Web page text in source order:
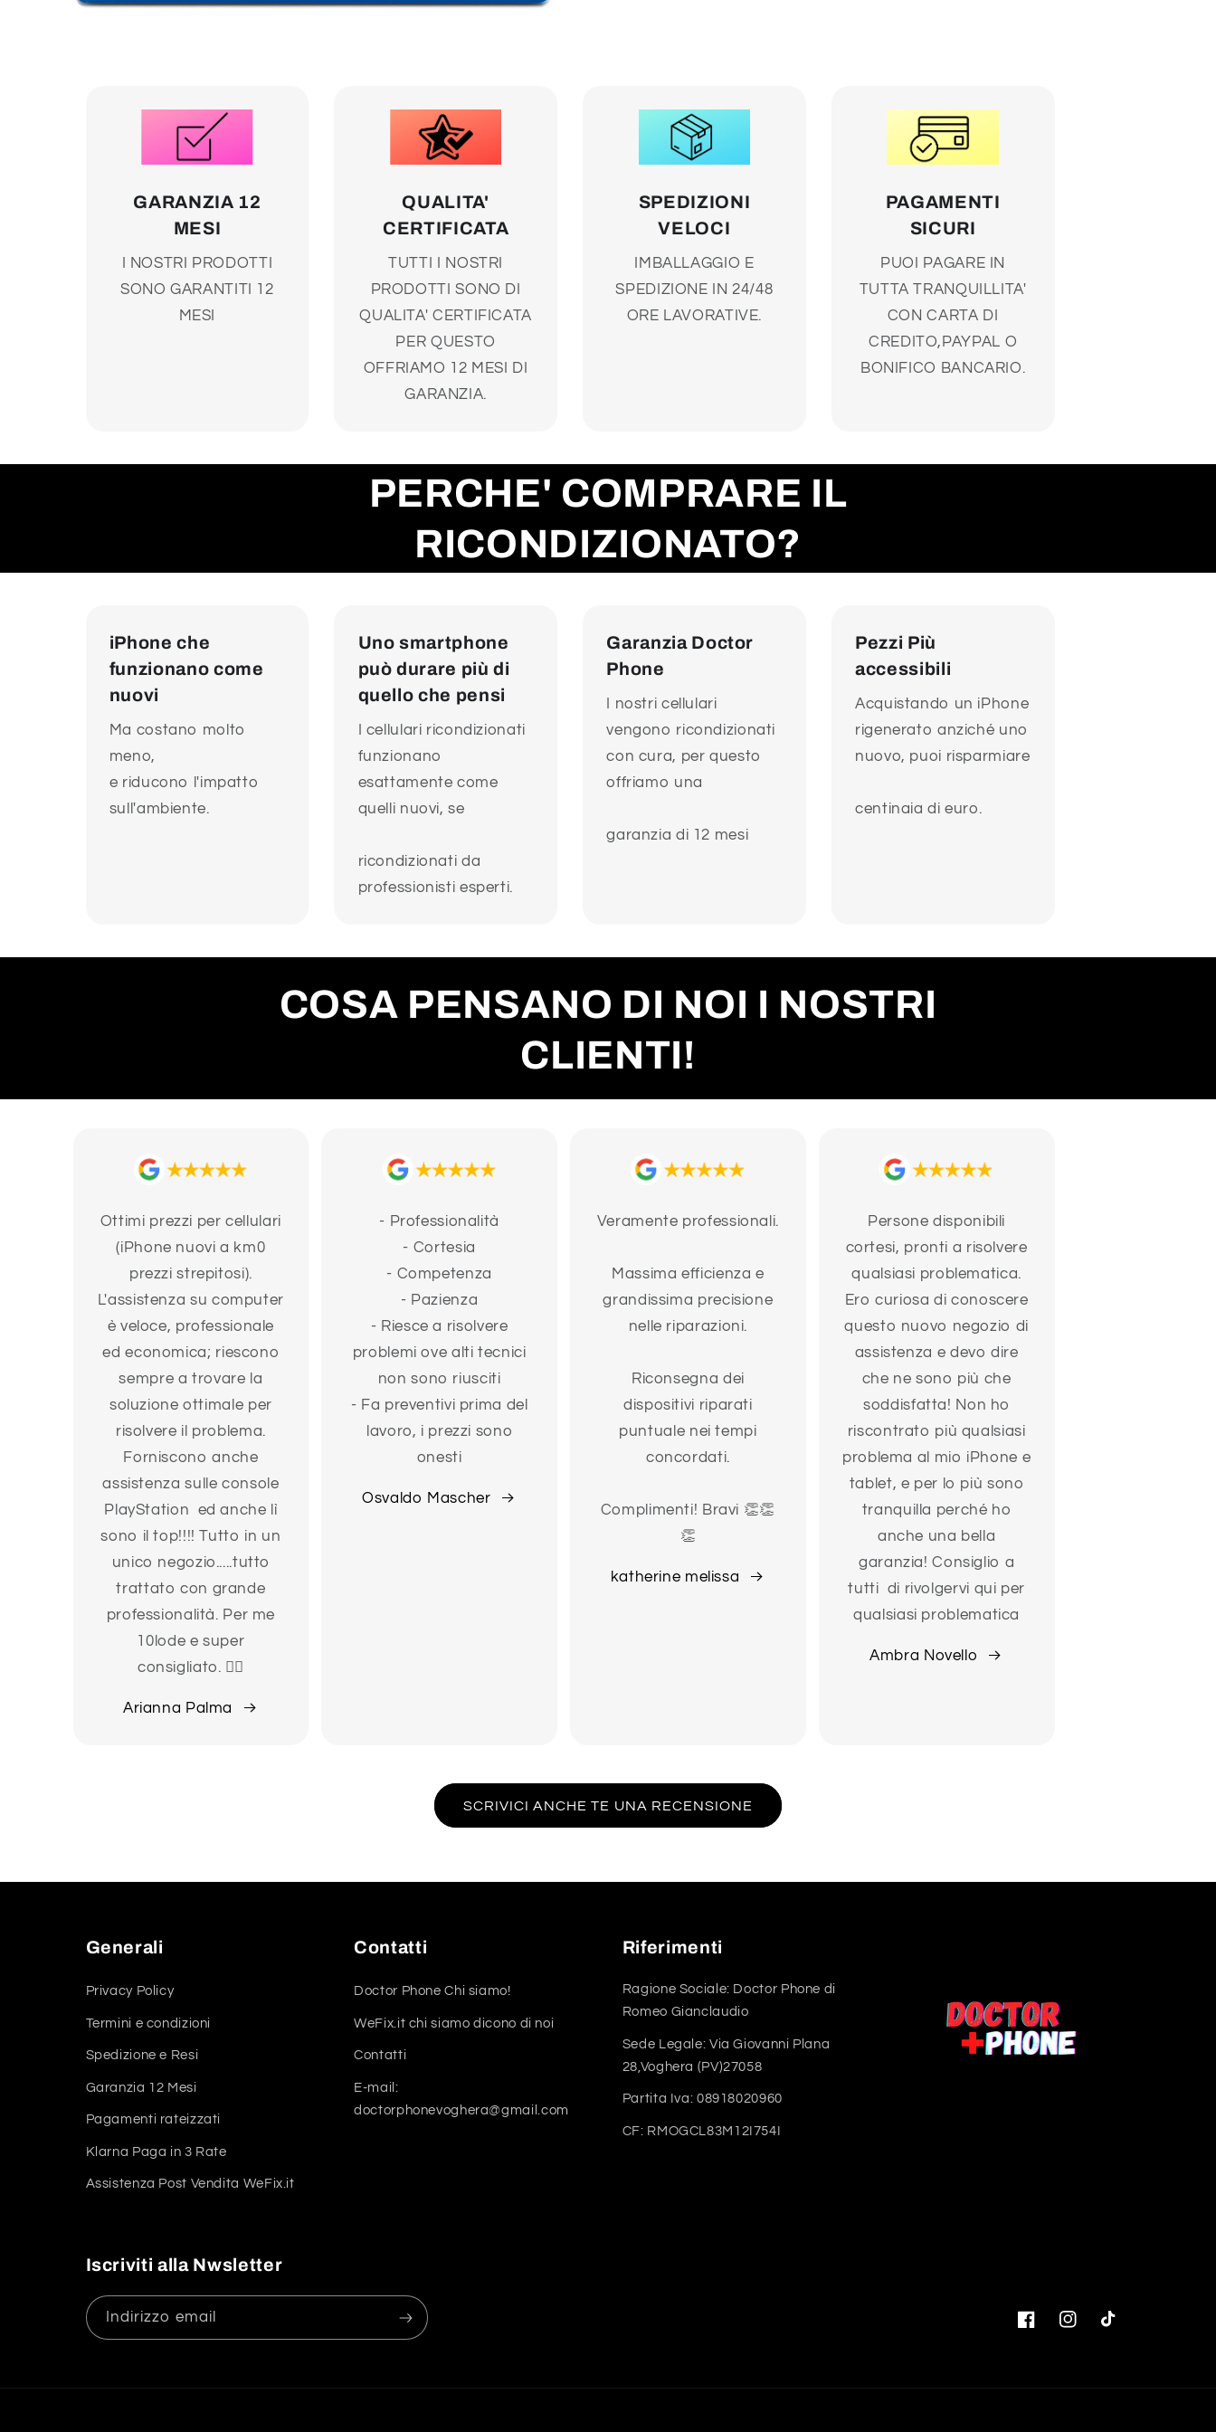
GARANZIA 12
MESI
I NOSTRI PRODOTTI
SONO GARANTITI 12
MESI
QUALITA'
CERTIFICATA
TUTTI I NOSTRI
PRODOTTI SONO DI
QUALITA' CERTIFICATA
PER QUESTO
OFFRIAMO 12 MESI DI
GARANZIA.
SPEDIZIONI
VELOCI
IMBALLAGGIO E
SPEDIZIONE IN 24/48
ORE LAVORATIVE.
PAGAMENTI
SICURI
PUOI PAGARE IN
TUTTA TRANQUILLITA'
CON CARTA DI
CREDITO,PAYPAL O
BONIFICO BANCARIO.
PERCHE' COMPRARE IL
RICONDIZIONATO?
iPhone che
funzionano come
nuovi
Ma costano molto
meno,
e riducono l'impatto
sull'ambiente.
Uno smartphone
può durare più di
quello che pensi
I cellulari ricondizionati
funzionano
esattamente come
quelli nuovi, se
ricondizionati da
professionisti esperti.
Garanzia Doctor
Phone
I nostri cellulari
vengono ricondizionati
con cura, per questo
offriamo una
garanzia di 12 mesi
Pezzi Più
accessibili
Acquistando un iPhone
rigenerato anziché uno
nuovo, puoi risparmiare
centinaia di euro.
COSA PENSANO DI NOI I NOSTRI
CLIENTI!
Ottimi prezzi per cellulari
(iPhone nuovi a km0
prezzi strepitosi).
L'assistenza su computer
è veloce, professionale
ed economica; riescono
sempre a trovare la
soluzione ottimale per
risolvere il problema.
Forniscono anche
assistenza sulle console
PlayStation ed anche lì
sono il top!!!! Tutto in un
unico negozio.....tutto
trattato con grande
professionalità. Per me
10lode e super
consigliato. 👍🏻
Arianna Palma
- Professionalità
- Cortesia
- Competenza
- Pazienza
- Riesce a risolvere
problemi ove alti tecnici
non sono riusciti
- Fa preventivi prima del
lavoro, i prezzi sono
onesti
Osvaldo Mascher
Veramente professionali.
Massima efficienza e
grandissima precisione
nelle riparazioni.
Riconsegna dei
dispositivi riparati
puntuale nei tempi
concordati.
Complimenti! Bravi 👏👏
👏
katherine melissa
Persone disponibili
cortesi, pronti a risolvere
qualsiasi problematica.
Ero curiosa di conoscere
questo nuovo negozio di
assistenza e devo dire
che ne sono più che
soddisfatta! Non ho
riscontrato più qualsiasi
problema al mio iPhone e
tablet, e per lo più sono
tranquilla perché ho
anche una bella
garanzia! Consiglio a
tutti di rivolgervi qui per
qualsiasi problematica
Ambra Novello
SCRIVICI ANCHE TE UNA RECENSIONE
Generali
Privacy Policy
Termini e condizioni
Spedizione e Resi
Garanzia 12 Mesi
Pagamenti rateizzati
Klarna Paga in 3 Rate
Assistenza Post Vendita WeFix.it
Contatti
Doctor Phone Chi siamo!
WeFix.it chi siamo dicono di noi
Contatti
E-mail:
doctorphonevoghera@gmail.com
Riferimenti
Ragione Sociale: Doctor Phone di
Romeo Gianclaudio
Sede Legale: Via Giovanni Plana
28,Voghera (PV)27058
Partita Iva: 08918020960
CF: RMOGCL83M12I754I
Iscriviti alla Nwsletter
Indirizzo email
FacebookInstagramTikTok